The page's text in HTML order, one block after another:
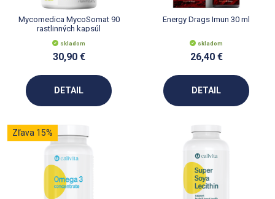
Mycomedica MycoSomat 90
rastlinných kapsúl
skladom
30,90 €
DETAIL
Energy Drags Imun 30 ml
skladom
26,40 €
DETAIL
Zľava 15%